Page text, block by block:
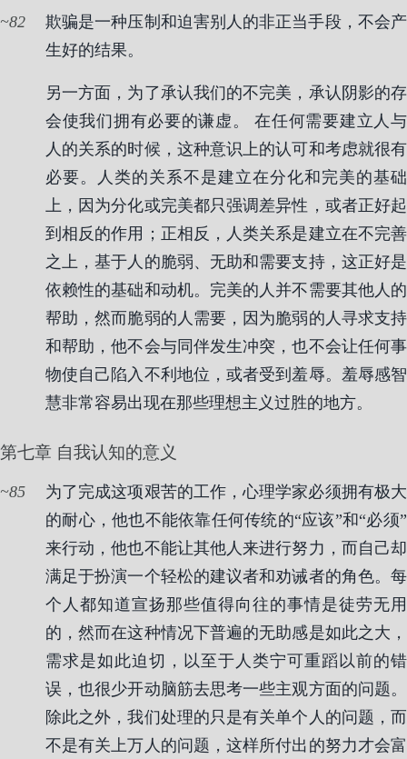
82
欺骗是一种压制和迫害别人的非正当手段，不会产
生好的结果。
另一方面，为了承认我们的不完美，承认阴影的存
会使我们拥有必要的谦虚。 在任何需要建立人与
人的关系的时候，这种意识上的认可和考虑就很有
必要。人类的关系不是建立在分化和完美的基础
上，因为分化或完美都只强调差异性，或者正好起
到相反的作用；正相反，人类关系是建立在不完善
之上，基于人的脆弱、无助和需要支持，这正好是
依赖性的基础和动机。完美的人并不需要其他人的
帮助，然而脆弱的人需要，因为脆弱的人寻求支持
和帮助，他不会与同伴发生冲突，也不会让任何事
物使自己陷入不利地位，或者受到羞辱。羞辱感智
慧非常容易出现在那些理想主义过胜的地方。
第七章 自我认知的意义
85
为了完成这项艰苦的工作，心理学家必须拥有极大
的耐心，他也不能依靠任何传统的“应该”和“必须”
来行动，他也不能让其他人来进行努力，而自己却
满足于扮演一个轻松的建议者和劝诫者的角色。每
个人都知道宣扬那些值得向往的事情是徒劳无用
的，然而在这种情况下普遍的无助感是如此之大，
需求是如此迫切，以至于人类宁可重蹈以前的错
误，也很少开动脑筋去思考一些主观方面的问题。
除此之外，我们处理的只是有关单个人的问题，而
不是有关上万人的问题，这样所付出的努力才会富